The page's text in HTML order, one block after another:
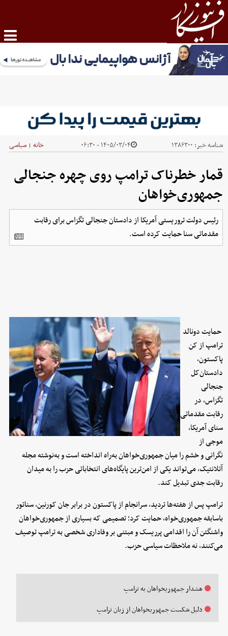
شناسه خبر: ۱۳۸۶۳۰۰ ۱۴۰۵/۰۳/۰۴ - ۰۶:۳۰ خانه | سیاسی
قمار خطرناک ترامپ روی چهره جنجالی
جمهوری‌خواهان
رئیس دولت تروریستی آمریکا از دادستان جنجالی تگزاس برای رقابت
مقدماتی سنا حمایت کرده است.
حمایت دونالد
ترامپ از کن
پاکستون،
دادستان‌کل
جنجالی
تگزاس، در
رقابت مقدماتی
سنای آمریکا،
موجی از
نگرانی و خشم را میان جمهوری‌خواهان به‌راه انداخته است و به‌نوشته مجله
آتلانتیک، می‌تواند یکی از امن‌ترین پایگاه‌های انتخاباتی حزب را به میدان
رقابت جدی تبدیل کند.
ترامپ پس از هفته‌ها تردید، سرانجام از پاکستون در برابر جان کورنین، سناتور
باسابقه جمهوری‌خواه، حمایت کرد؛ تصمیمی که بسیاری از جمهوری‌خواهان
واشنگتن آن را اقدامی پرریسک و مبتنی بر وفاداری شخصی به ترامپ توصیف
می‌کنند، نه ملاحظات سیاسی حزب.
هشدار جمهوریخواهان به ترامپ
دلیل شکست جمهوریخواهان از زبان ترامپ